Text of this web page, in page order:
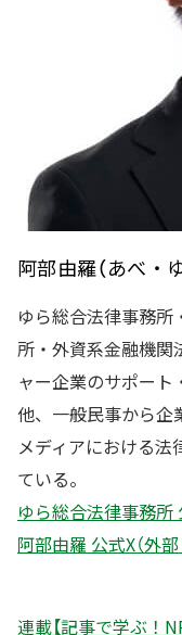
阿部由羅（あべ・
ゆら総合法律事務
所・外資系金融機関
ャー企業のサポート
他、一般民事から企
メディアにおける法
ている。
ゆら総合法律事務所
阿部由羅 公式X（外部
連載【記事で学ぶ！